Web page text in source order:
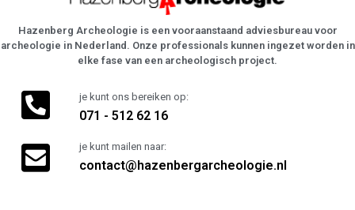
Hazenberg Archeologie is een vooraanstaand adviesbureau voor
archeologie in Nederland. Onze professionals kunnen ingezet worden in
elke fase van een archeologisch project.
je kunt ons bereiken op:
071 - 512 62 16
je kunt mailen naar:
contact@hazenbergarcheologie.nl